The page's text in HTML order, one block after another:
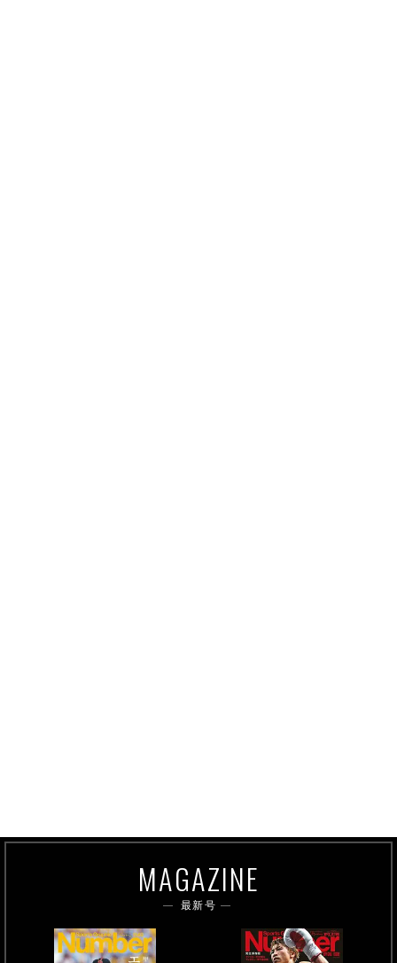
MAGAZINE
最新号